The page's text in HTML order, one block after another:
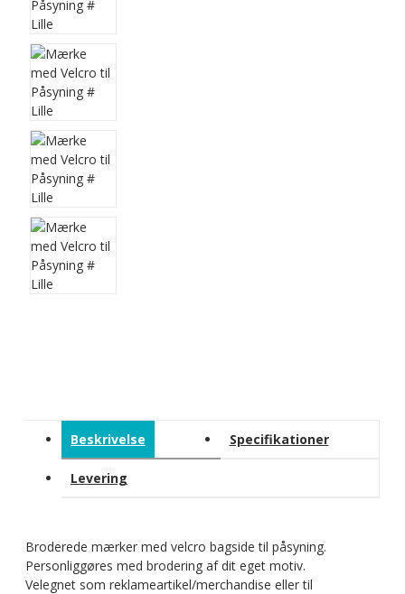
Beskrivelse Specifikationer
Levering
Broderede mærker med velcro bagside til påsyning.
Personliggøres med brodering af dit eget motiv.
Velegnet som reklameartikel/merchandise eller til